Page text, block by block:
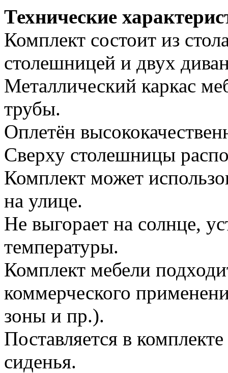
Технические
Комплект состоит из
столешницей и двух
Металлический каркас
трубы.
Оплетён
Сверху столешницы
Комплект может
на улице.
Не выгорает на солнце,
температуры.
Комплект мебели
коммерческого
зоны и пр.).
Поставляется в
сиденья.